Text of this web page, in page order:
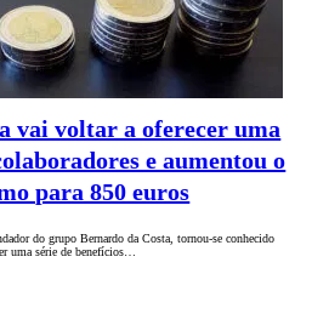
vai voltar a oferecer uma
e aumentou o
para 850 euros
do grupo Bernardo da Costa, tornou-se conhecido
uma série de benefícios…